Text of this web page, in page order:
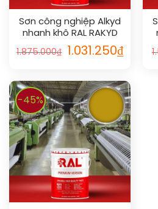
Sơn công nghiệp Alkyd
nhanh khô RAL RAKYD
QD 1007
1.875.000₫ 1.031.250₫
-45%